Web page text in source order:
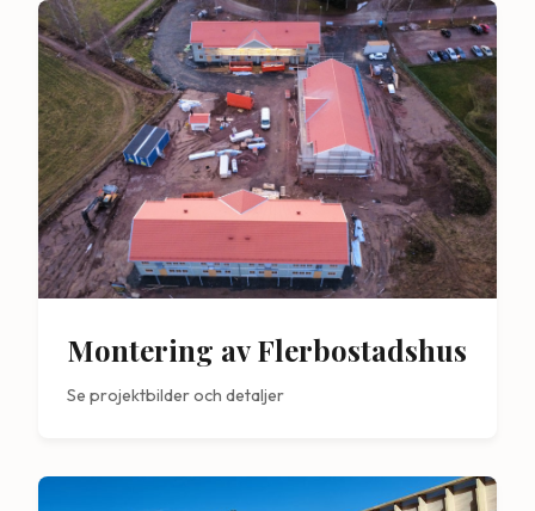
Montering av Flerbostadshus
Se projektbilder och detaljer